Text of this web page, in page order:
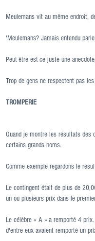
Meulemans vit au même endroit,
'Meulemans? Jamais entendu
Peut-être est-ce juste une
Trop de gens ne respectent pas
TROMPERIE
Quand je montre les résultats des
certains grands noms.
Comme exemple regardons le
Le contingent était de plus de
un ou plusieurs prix dans le
Le célèbre « A » a remporté 4
d'entre eux avaient remporté un